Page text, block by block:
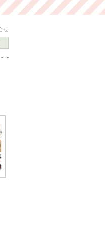
せ